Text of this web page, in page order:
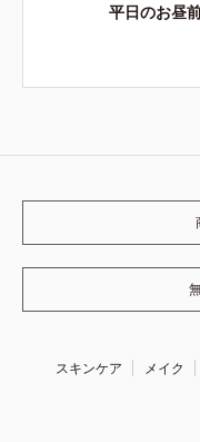
平日のお昼
スキンケア メイク